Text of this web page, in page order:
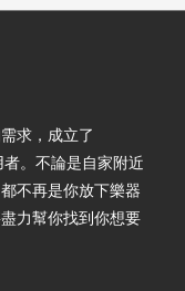
求，成立了
。不論是自家附近
不再是你放下樂器
力幫你找到你想要